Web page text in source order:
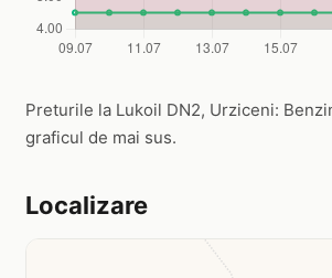
Preturile la Lukoil DN2, Urziceni:
graficul de mai sus.
Localizare